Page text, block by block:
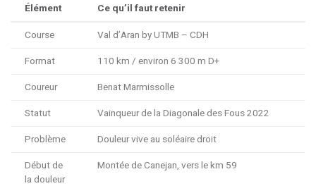
Élément
Ce qu’il faut retenir
Course
Val d’Aran by UTMB – CDH
Format
110 km / environ 6 300 m D+
Coureur
Benat Marmissolle
Statut
Vainqueur de la Diagonale des Fous 2022
Problème
Douleur vive au soléaire droit
Début de
la douleur
Montée de Canejan, vers le km 59